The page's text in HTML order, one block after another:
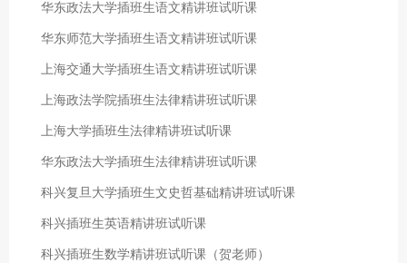
华东政法大学插班生语文精讲班试听课
华东师范大学插班生语文精讲班试听课
上海交通大学插班生语文精讲班试听课
上海政法学院插班生法律精讲班试听课
上海大学插班生法律精讲班试听课
华东政法大学插班生法律精讲班试听课
科兴复旦大学插班生文史哲基础精讲班试听课
科兴插班生英语精讲班试听课
科兴插班生数学精讲班试听课（贺老师）